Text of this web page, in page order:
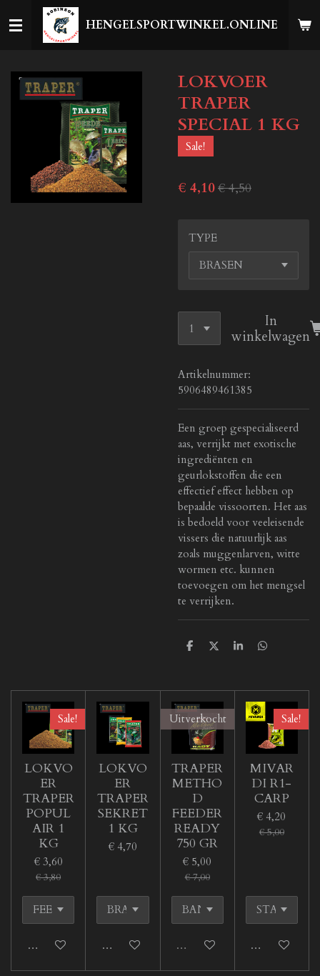
direct
hoofdinhoud
HENGELSPORTWINKEL.ONLINE
LOKVOER
TRAPER
SPECIAL 1 KG
Sale!
€ 4,10€ 4,50
TYPE
In
winkelwagen
Artikelnummer:
5906489461385
Een groep gespecialiseerd
aas, verrijkt met exotische
ingrediënten en
geurlokstoffen die een
effectief effect hebben op
bepaalde vissoorten. Het aas
is bedoeld voor veeleisende
vissers die natuurlijk aas
zoals muggenlarven, witte
wormen etc. kunnen
toevoegen om het mengsel
te verrijken.
D
n
D
S
e
D
n
Sale!
LOKVO
ER
TRAPER
POPUL
AIR 1
KG
€ 3,60
€ 3,80
In winkelwagen
LOKVO
ER
TRAPER
SEKRET
1 KG
€ 4,70
In winkelwagen
Uitverkocht
TRAPER
METHO
D
FEEDER
READY
750 GR
€ 5,00
€ 7,00
Uitverkocht
Sale!
MIVAR
DI R1-
CARP
€ 4,20
€ 5,00
In